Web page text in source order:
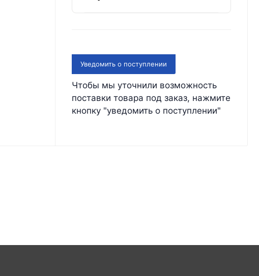
Уведомить о поступлении
Чтобы мы уточнили возможность
поставки товара под заказ, нажмите
кнопку "уведомить о поступлении"